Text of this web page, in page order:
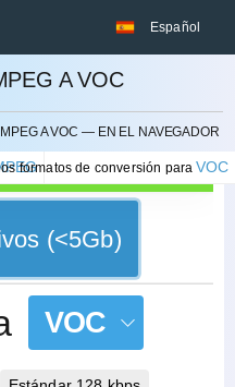
Español
A VOC
A VOC — EN EL NAVEGADOR
formatos de conversión paraVOC
(<5Gb)
VOC